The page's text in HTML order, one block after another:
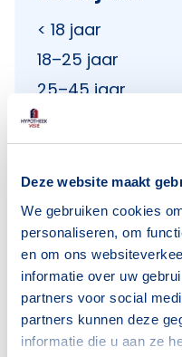
Deze website maakt
We gebruiken cookies
personaliseren, om
en om ons
informatie over uw
partners voor social
partners kunnen deze
informatie die u aan ze
< 18 jaar
18–25 jaar
25–45 jaar
45–65 jaar
65+ jaar
Bron: CBS
Huishoudens
Alleenwonend
Gezin zonder